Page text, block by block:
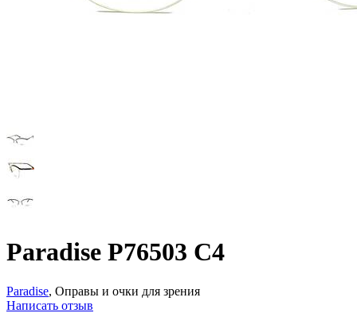
Paradise P76503 C4
Paradise, Оправы и очки для зрения
Написать отзыв